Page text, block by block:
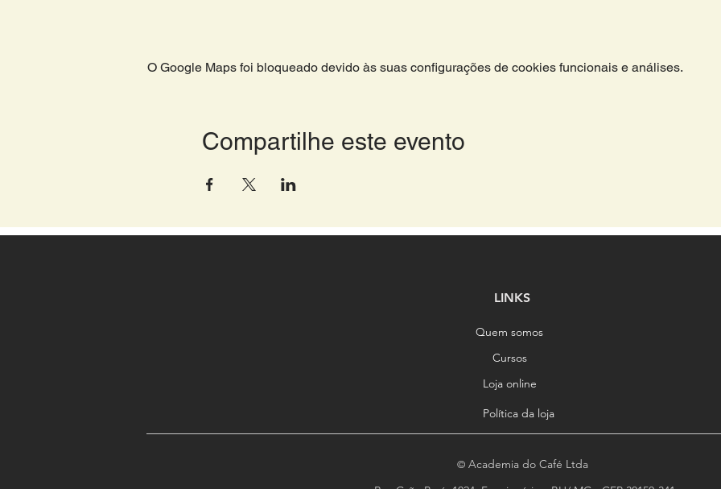
O Google Maps foi bloqueado devido às suas configurações de cookies funcionais e análises.
Compartilhe este evento
LINKS
Quem somos
Cursos
Loja online
Política da loja
© Academia do Café Ltda